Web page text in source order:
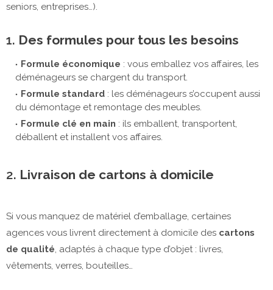
seniors, entreprises…).
1. Des formules pour tous les besoins
Formule économique : vous emballez vos affaires, les
déménageurs se chargent du transport.
Formule standard : les déménageurs s’occupent aussi
du démontage et remontage des meubles.
Formule clé en main : ils emballent, transportent,
déballent et installent vos affaires.
2. Livraison de cartons à domicile
Si vous manquez de matériel d’emballage, certaines
agences vous livrent directement à domicile des cartons
de qualité, adaptés à chaque type d’objet : livres,
vêtements, verres, bouteilles…